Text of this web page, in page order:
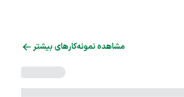
مشاهده نمونه‌کارهای بیشتر